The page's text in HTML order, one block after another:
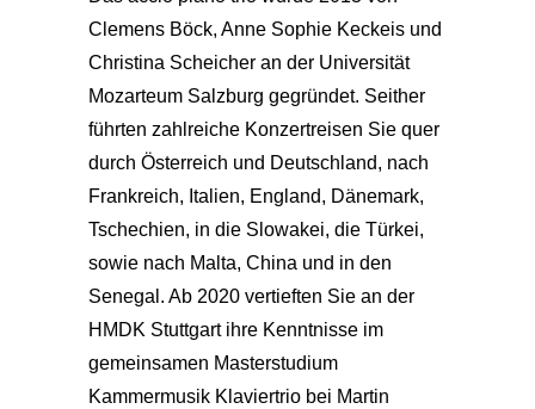
Clemens Böck, Anne Sophie Keckeis und
Christina Scheicher an der Universität
Mozarteum Salzburg gegründet. Seither
führten zahlreiche Konzertreisen Sie quer
durch Österreich und Deutschland, nach
Frankreich, Italien, England, Dänemark,
Tschechien, in die Slowakei, die Türkei,
sowie nach Malta, China und in den
Senegal. Ab 2020 vertieften Sie an der
HMDK Stuttgart ihre Kenntnisse im
gemeinsamen Masterstudium
Kammermusik Klaviertrio bei Martin